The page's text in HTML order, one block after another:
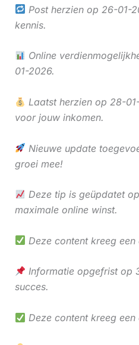
Post herzien op 26-01-
kennis.
Online
01-2026.
Laatst herzien op 28-
voor jouw inkomen.
Nieuwe update
groei mee!
Deze tip is geüpdatet
maximale online winst.
Deze content kreeg
Informatie opgefrist op
succes.
Deze content kreeg